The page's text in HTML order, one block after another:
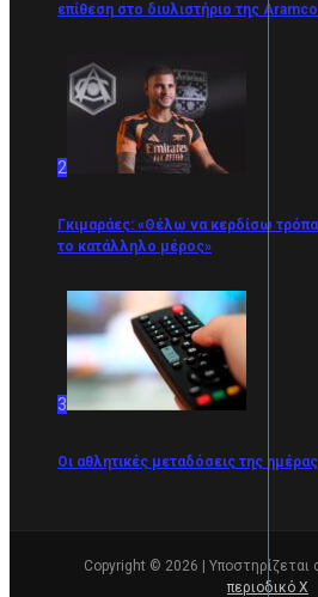
επίθεση στο διυλιστήριο της
2
Γκιμαράες: «Θέλω να κερδίσω
το κατάλληλο μέρος»
3
Οι αθλητικές μεταδόσεις της ημέρας
Copyright © 2026 | Υποστηρίζεται
περιοδικό Χ